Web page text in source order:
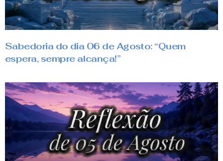
Sabedoria do dia 06 de Agosto: “Quem
espera, sempre alcança!”